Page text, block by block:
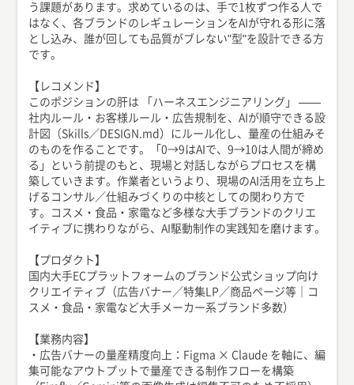
う課題があります。求めているのは、手で1枚ずつ作る人で
はなく、各ブランドのレギュレーションをAIが守れる形に落
とし込み、誰が回しても品質がブレない"型"を設計できる方
です。
【レコメンド】
このポジションの肝は 「ハーネスエンジニアリング」 ——
社内ルール・お客様ルール・広告規制を、AIが順守できる設
計図（Skills／DESIGN.md）にルール化し、量産の仕組みそ
のものを作ることです。「0→9はAIで、9→10は人間が締め
る」という前提のもと、現場と対話しながらプロセスを構
築していきます。作業者というより、現場のAI活用を立ち上
げるコンサル／仕組みづくりの中核としての関わり方で
す。コスメ・食品・家電など多様な大手ブランドのクリエ
イティブに携わりながら、AI駆動制作の実践知を磨けます。
【プロダクト】
国内大手ECプラットフォームのブランド公式ショップ向け
クリエイティブ（広告バナー／特集LP／商品ページ等｜コ
スメ・食品・家電など大手メーカー系ブランド多数）
【業務内容】
・広告バナーの量産精度向上：Figma × Claude を軸に、編
集可能なアウトプットで量産できる制作フローを構築